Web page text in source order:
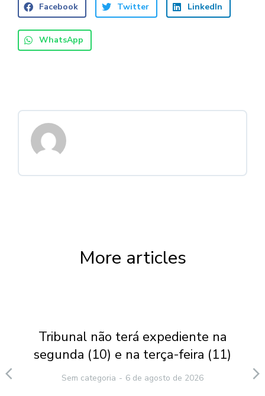
Facebook Twitter LinkedIn
WhatsApp
More articles
Tribunal não terá expediente na
segunda (10) e na terça-feira (11)
Sem categoria 6 de agosto de 2026